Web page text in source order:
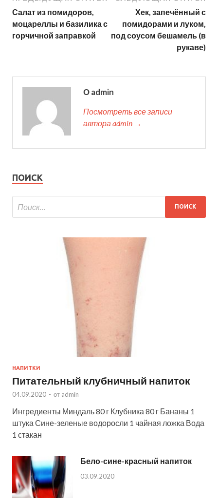
Салат из помидоров,
моцареллы и базилика с
горчичной заправкой
Хек, запечённый с
помидорами и луком,
под соусом бешамель (в
рукаве)
О admin
Посмотреть все записи
автора admin →
ПОИСК
НАПИТКИ
Питательный клубничный напиток
04.09.2020 - от admin
Ингредиенты Миндаль 80 г Клубника 80 г Бананы 1
штука Сине-зеленые водоросли 1 чайная ложка Вода
1 стакан
Бело-сине-красный напиток
03.09.2020